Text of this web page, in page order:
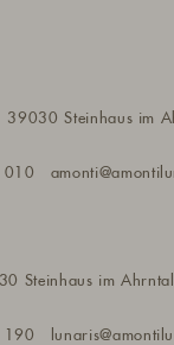
39030 Steinhaus im
010 amonti@a
Steinhaus im Ahrntal
190 lunaris@a